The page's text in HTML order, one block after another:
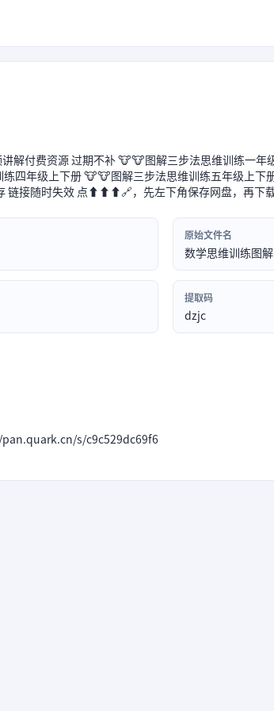
解付费资源 过期不补 🐮🐮图解三步法思维训练一
四年级上下册 🐮🐮图解三步法思维训练五年级上下
接随时失效 点⬆⬆⬆🔗，先左下角保存网盘，再下载
原始文件名
数学思维训练图
提取码
dzjc
pan.quark.cn/s/c9c529dc69f6